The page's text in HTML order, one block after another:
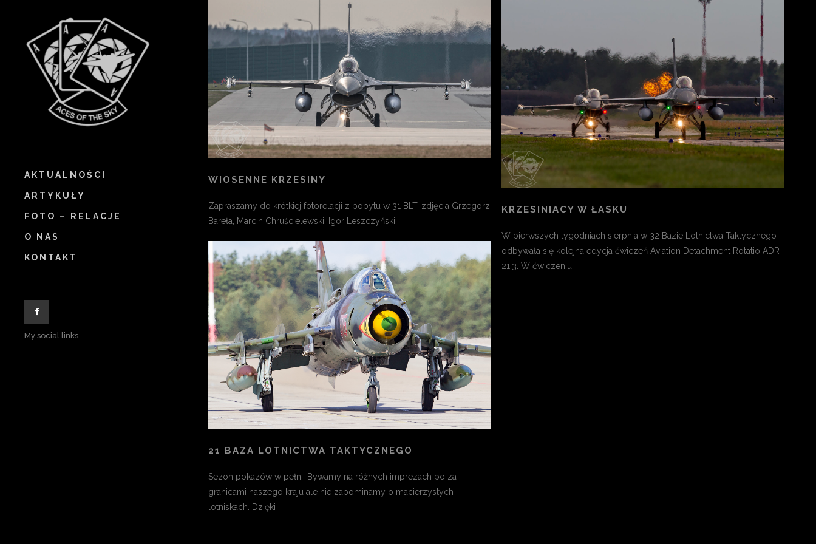
AKTUALNOŚCI
ARTYKUŁY
FOTO – RELACJE
O NAS
KONTAKT
My social links
WIOSENNE KRZESINY
Zapraszamy do krótkiej fotorelacji z pobytu w 31 BLT. zdjęcia Grzegorz
Bareła, Marcin Chruścielewski, Igor Leszczyński
KRZESINIACY W ŁASKU
W pierwszych tygodniach sierpnia w 32 Bazie Lotnictwa Taktycznego
odbywała się kolejna edycja ćwiczeń Aviation Detachment Rotatio ADR
21.3. W ćwiczeniu
21 BAZA LOTNICTWA TAKTYCZNEGO
Sezon pokazów w pełni. Bywamy na różnych imprezach po za
granicami naszego kraju ale nie zapominamy o macierzystych
lotniskach. Dzięki